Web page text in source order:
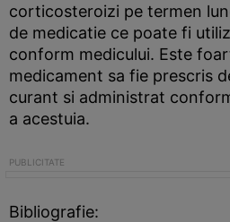
corticosteroizi pe termen
de medicatie ce poate fi
conform medicului. Este
medicament sa fie prescris
curant si administrat
a acestuia.
Bibliografie: